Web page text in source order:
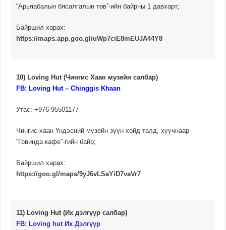
“Арьяабалын бясалгалын төв”-ийн байрны 1 давхарт;
Байршил харах:
https://maps.app.goo.gl/uWp7ciE8mEUJA44Y8
10) Loving Hut (Чингис Хаан музейн салбар)
FB: Loving Hut – Chinggis Khaan
Утас: +976 95501177
Чингис хаан Үндэсний музейн зүүн хойд талд, хуучнаар
“Говинда кафе”-гийн байр;
Байршил харах:
https://goo.gl/maps/9yJ6vLSaYiD7vaVr7
11) Loving Hut (Их дэлгүүр салбар)
FB: Loving hut Их Дэлгүүр